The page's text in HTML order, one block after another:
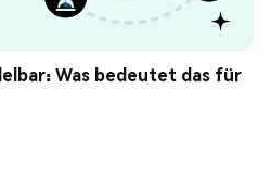
Was bedeutet das für